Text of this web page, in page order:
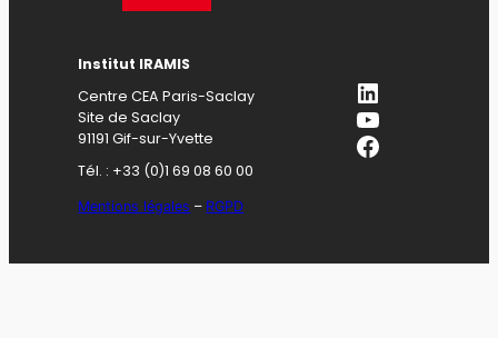
Institut IRAMIS
Centre CEA Paris-Saclay
Site de Saclay
91191 Gif-sur-Yvette
Tél. : +33 (0)1 69 08 60 00
Mentions légales – RGPD
LinkedIn
YouTube
Facebook